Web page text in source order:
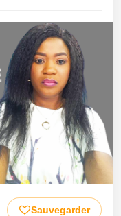
Sauvegarder